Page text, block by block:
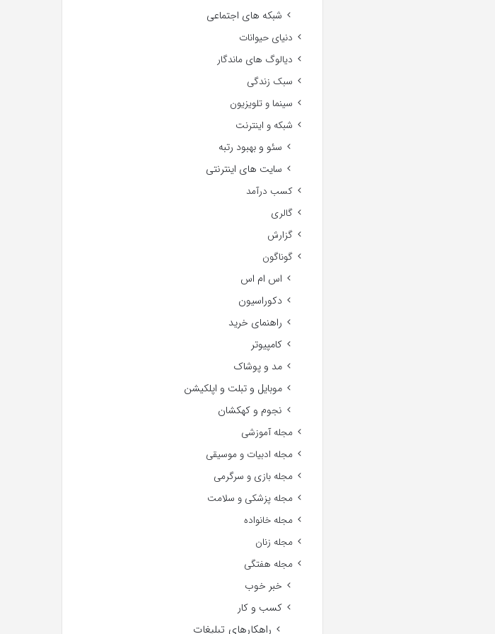
شبکه های اجتماعی
دنیای حیوانات
دیالوگ های ماندگار
سبک زندگی
سینما و تلویزیون
شبکه و اینترنت
سئو و بهبود رتبه
سایت های اینترنتی
کسب درآمد
گالری
گزارش
گوناگون
اس ام اس
دکوراسیون
راهنمای خرید
کامپیوتر
مد و پوشاک
موبایل و تبلت و اپلکیشن
نجوم و کهکشان
مجله آموزشی
مجله ادبیات و موسیقی
مجله بازی و سرگرمی
مجله پزشکی و سلامت
مجله خانواده
مجله زنان
مجله هفتگی
خبر خوب
کسب و کار
راهکارهای تبلیغات